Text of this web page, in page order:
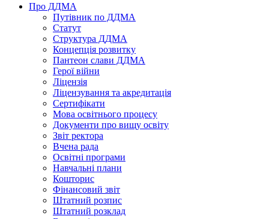
Про ДДМА
Путівник по ДДМА
Статут
Структура ДДМА
Концепція розвитку
Пантеон слави ДДМА
Герої війни
Ліцензія
Ліцензування та акредитація
Сертифікати
Мова освітнього процесу
Документи про вищу освіту
Звіт ректора
Вчена рада
Освітні програми
Навчальні плани
Кошторис
Фінансовий звіт
Штатний розпис
Штатний розклад